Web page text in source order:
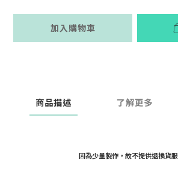
加入購物車
商品描述 了解更多
因為少量製作，故不提供退換貨